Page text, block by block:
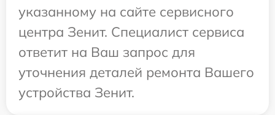
указанному на сайте сервисного
центра Зенит. Специалист сервиса
ответит на Ваш запрос для
уточнения деталей ремонта Вашего
устройства Зенит.